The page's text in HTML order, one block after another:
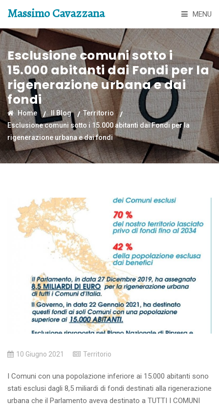
Massimo Cavazzana MENU
Esclusione comuni sotto i
15.000 abitanti dai Fondi per la
rigenerazione urbana e dai
fondi
Home Il Blog
Territorio
Esclusione comuni sotto i 15.000 abitanti dai Fondi per la
rigenerazione urbana e dai fondi
10 Giugno 2021 Territorio
I Comuni con una popolazione inferiore ai 15.000 abitanti sono
stati esclusi dagli 8,5 miliardi di fondi destinati alla rigenerazione
urbana che il Parlamento aveva destinato a TUTTI I COMUNI